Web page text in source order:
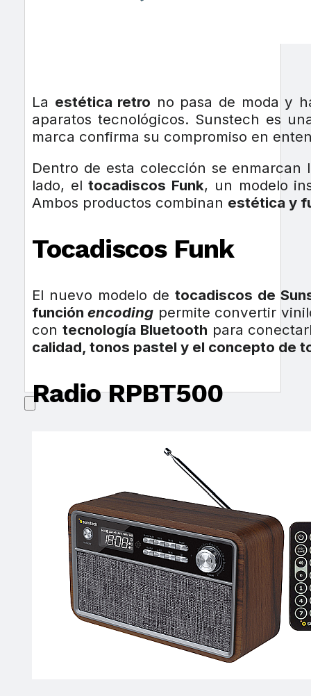
La estética retro no pasa de moda y
aparatos tecnológicos. Sunstech es
marca confirma su compromiso en
Dentro de esta colección se enmarcan
lado, eltocadiscos Funk, un modelo
Ambos productos combinan estética y
Tocadiscos Funk
El nuevo modelo detocadiscos de
funciónencoding permite convertir
con tecnología Bluetooth para
calidad, tonos pastel y el concepto de
Radio RPBT500